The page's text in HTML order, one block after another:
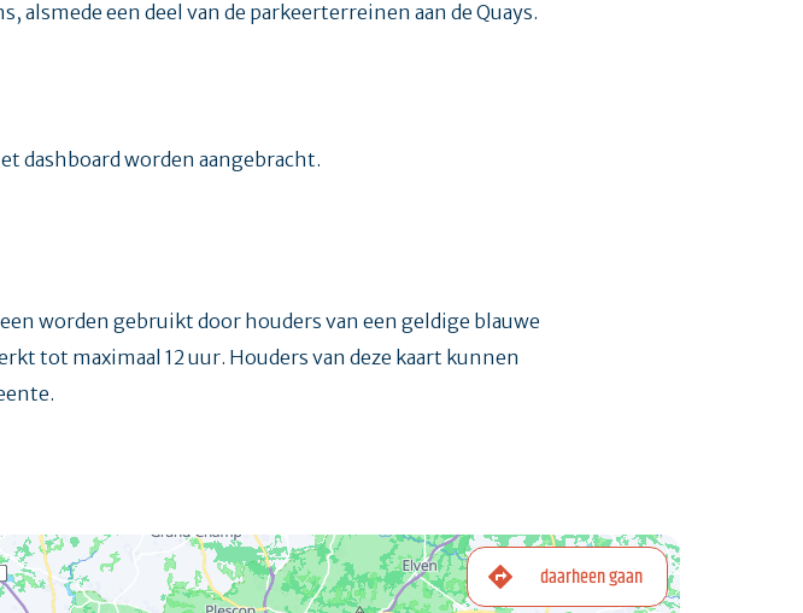
alsmede een deel van de parkeerterreinen aan de Quays.
dashboard worden aangebracht.
worden gebruikt door houders van een geldige blauwe
tot maximaal 12 uur. Houders van deze kaart kunnen
daarheen gaan